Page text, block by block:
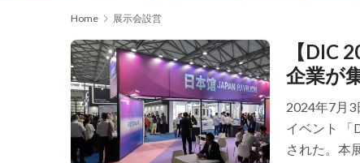
Home 展示会設営
【DIC
企業が
2024年7月
イベント 「
された。本